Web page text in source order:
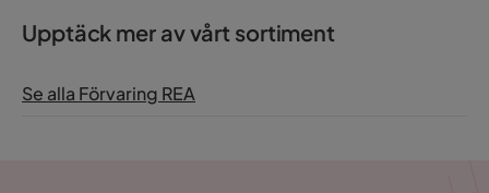
Upptäck mer av vårt sortiment
Se alla Förvaring REA